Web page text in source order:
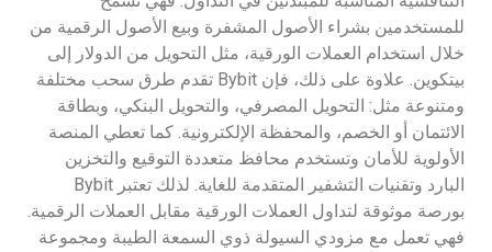
للمستخدمين بشراء الأصول المشفرة وبيع الأصول الرقمية من
خلال استخدام العملات الورقية، مثل التحويل من الدولار إلى
بيتكوين. علاوة على ذلك، فإن Bybit تقدم طرق سحب مختلفة
ومتنوعة مثل: التحويل المصرفي، والتحويل البنكي، وبطاقة
الائتمان أو الخصم، والمحفظة الإلكترونية. كما تعطي المنصة
الأولوية للأمان وتستخدم محافظ متعددة التوقيع والتخزين
البارد وتقنيات التشفير المتقدمة للغاية. لذلك تعتبر Bybit
بورصة موثوقة لتداول العملات الورقية مقابل العملات الرقمية.
فهي تعمل مع مزودي السيولة ذوي السمعة الطيبة ومجموعة